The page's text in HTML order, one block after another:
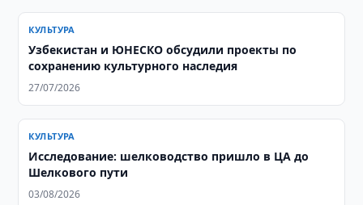
КУЛЬТУРА
Узбекистан и ЮНЕСКО обсудили проекты по
сохранению культурного наследия
27/07/2026
КУЛЬТУРА
Исследование: шелководство пришло в ЦА до
Шелкового пути
03/08/2026